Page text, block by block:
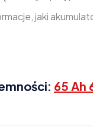
jaki
65 Ah